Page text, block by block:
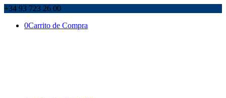
+34 93 723 26 00
0Carrito de Compra